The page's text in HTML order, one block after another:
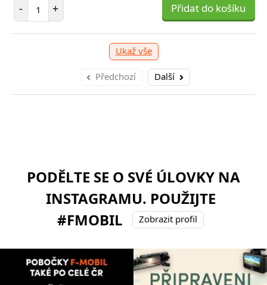
- Počet položek
+ Přidat do košíku
Ukaž vše
Předchozí Další
+ Přidat do košíku -
PODĚLTE SE O SVÉ ÚLOVKY NA
INSTAGRAMU. POUŽIJTE
#FMOBIL
Zobrazit profil